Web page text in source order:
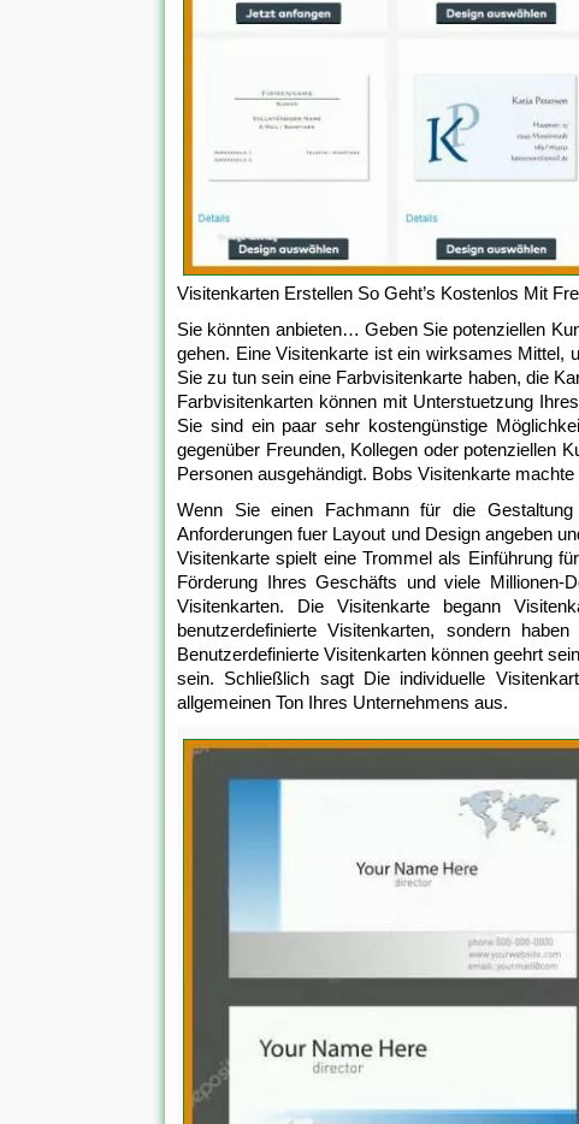
Visitenkarten Erstellen So Geht’s Kostenlos Mit
Sie könnten anbieten… Geben Sie potenziellen
gehen. Eine Visitenkarte ist ein wirksames Mittel,
Sie zu tun sein eine Farbvisitenkarte haben, die
Farbvisitenkarten können mit Unterstuetzung
Sie sind ein paar sehr kostengünstige
gegenüber Freunden, Kollegen oder potenziellen
Personen ausgehändigt. Bobs Visitenkarte
Wenn Sie einen Fachmann für die
Anforderungen fuer Layout und Design angeben
Visitenkarte spielt eine Trommel als Einführung
Förderung Ihres Geschäfts und viele Millionen-
Visitenkarten. Die Visitenkarte begann
benutzerdefinierte Visitenkarten, sondern
Benutzerdefinierte Visitenkarten können geehrt
sein. Schließlich sagt Die individuelle
allgemeinen Ton Ihres Unternehmens aus.